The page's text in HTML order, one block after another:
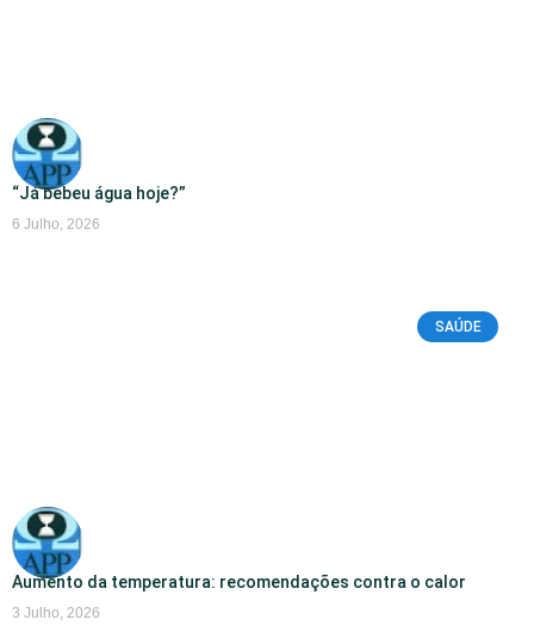
“Já bebeu água hoje?”
6 Julho, 2026
SAÚDE
Aumento da temperatura: recomendações contra o calor
3 Julho, 2026